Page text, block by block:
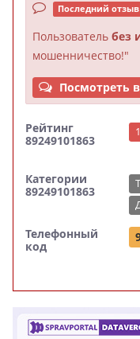
Последний
Пользователь без
мошенничество!"
Посмотреть
Рейтинг
89249101863
Категории
89249101863
Телефонный
код